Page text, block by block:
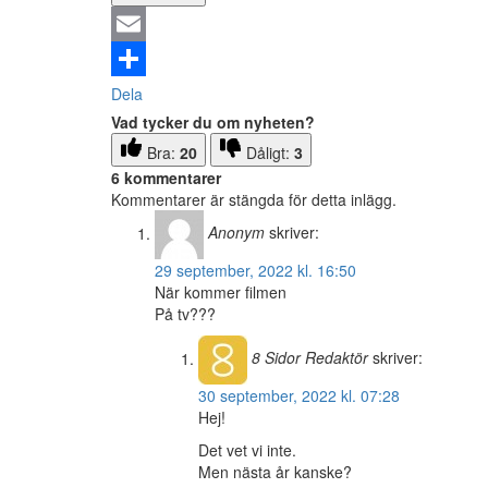
Email
Dela
Vad tycker du om nyheten?
Bra: 20 Dåligt: 3
6 kommentarer
Kommentarer är stängda för detta inlägg.
Anonym skriver:
29 september, 2022 kl. 16:50
När kommer filmen
På tv???
8 SidorRedaktör skriver:
30 september, 2022 kl. 07:28
Hej!
Det vet vi inte.
Men nästa år kanske?